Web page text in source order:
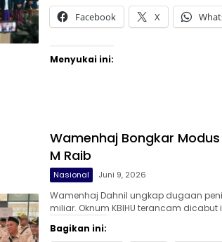
Facebook X
Menyukai ini:
Wamenhaj Bongkar Modus
M Raib
Nasional Juni 9, 2026
Wamenhaj Dahnil ungkap dugaan
miliar. Oknum KBIHU terancam
Bagikan ini: